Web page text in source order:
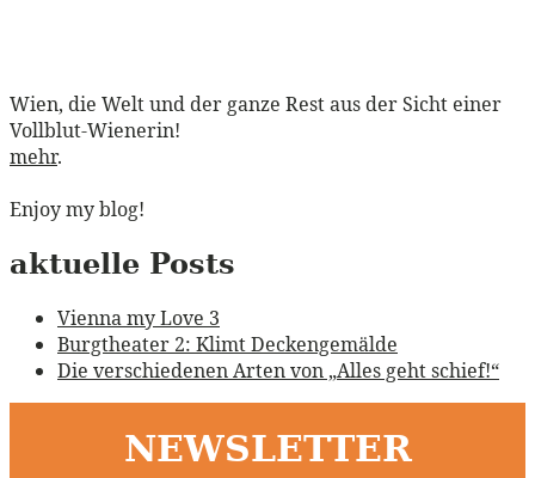
Wien, die Welt und der ganze Rest aus der Sicht einer
Vollblut-Wienerin!
mehr.
Enjoy my blog!
aktuelle Posts
Vienna my Love 3
Burgtheater 2: Klimt Deckengemälde
Die verschiedenen Arten von „Alles geht schief!“
NEWSLETTER